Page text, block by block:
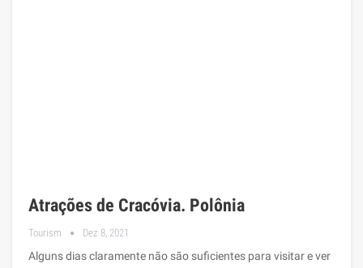
Atrações de Cracóvia. Polônia
Tourism Dez 8, 2021
Alguns dias claramente não são suficientes para visitar e ver